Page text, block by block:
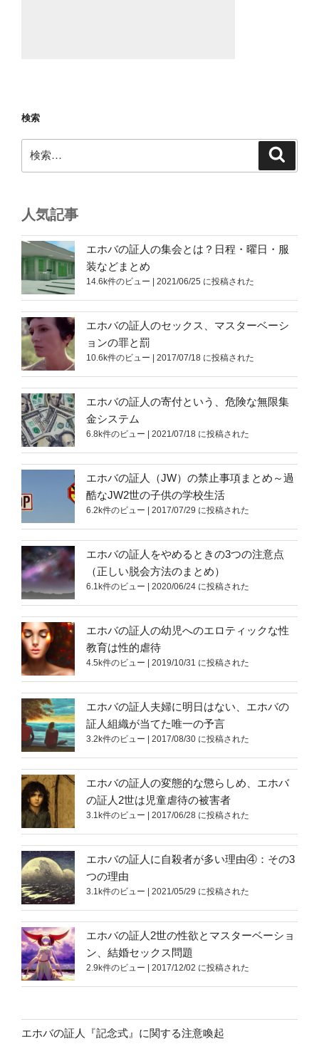
検索
索:
人気記事
エホバの証人の集会とは？日程・曜日・服
装などまとめ
14.6k件のビュー 2021/06/25 に投稿された
エホバの証人のセックス、マスターベーシ
ョンの罪と罰
10.6k件のビュー 2017/07/18 に投稿された
エホバの証人の寄付という、危険な無限集
金システム
6.8k件のビュー 2021/07/18 に投稿された
エホバの証人（JW）の禁止事項まとめ～過
酷なJW2世の子供の学校生活
6.2k件のビュー 2017/07/29 に投稿された
エホバの証人をやめるときの3つの注意点
（正しい脱会方法のまとめ）
6.1k件のビュー 2020/06/24 に投稿された
エホバの証人の幼児へのエロティックな性
教育は性的虐待
4.5k件のビュー 2019/10/31 に投稿された
エホバの証人夫婦に明日はない、エホバの
証人組織が当てた唯一の予言
3.2k件のビュー 2017/08/30 に投稿された
エホバの証人の変態的な懲らしめ、エホバ
の証人2世は児童虐待の被害者
3.1k件のビュー 2017/06/28 に投稿された
エホバの証人に自殺者が多い理由④：その3
つの理由
3.1k件のビュー 2021/05/29 に投稿された
エホバの証人2世の性欲とマスターベーショ
ン、結婚セックス問題
2.9k件のビュー 2017/12/02 に投稿された
エホバの証人『記念式』に関する注意喚起